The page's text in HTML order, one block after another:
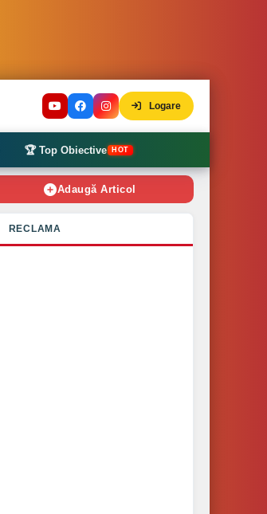
Logare
🏆 Top Obiective HOT
Adaugă Articol
RECLAMA